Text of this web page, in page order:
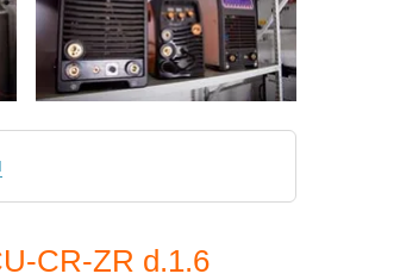
CR-ZR d.1.6